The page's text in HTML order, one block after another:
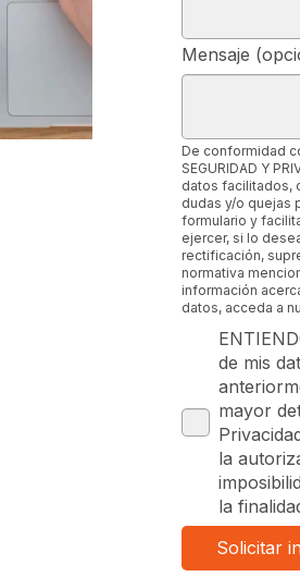
Mensaje
De conformidad
SEGURIDAD Y
datos facilitados,
dudas y/o quejas
formulario y
ejercer, si lo
rectificación,
normativa
información
datos, acceda a
de mis
mayor
la
la